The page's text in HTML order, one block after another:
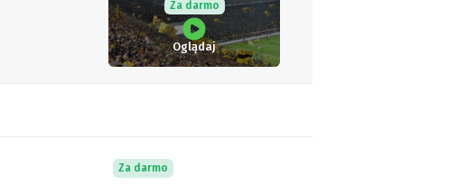
Za darmo
Oglądaj
Za darmo